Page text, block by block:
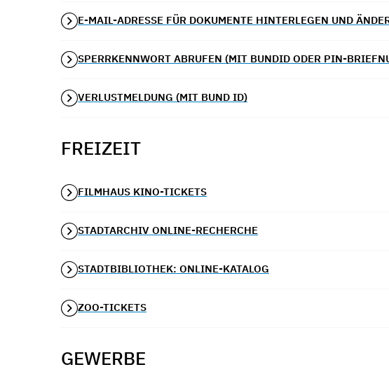
E-MAIL-ADRESSE FÜR DOKUMENTE HINTERLEGEN UND
SPERRKENNWORT ABRUFEN (MIT BUNDID ODER PIN-
VERLUSTMELDUNG (MIT BUND ID)
FREIZEIT
FILMHAUS KINO-TICKETS
STADTARCHIV ONLINE-RECHERCHE
STADTBIBLIOTHEK: ONLINE-KATALOG
ZOO-TICKETS
GEWERBE